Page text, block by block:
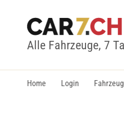
Alle Fahrzeuge, 7
Home Login